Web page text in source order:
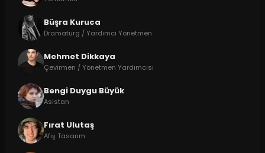
Büşra Kuruca
Dramaturg / Yardımcı Yönetmen
Mehmet Dikkaya
Çevirmen / Yönetmen Yardımcısı
Bengi Duygu Büyük
Asistan
Fırat Ulutaş
Afiş Tasarım